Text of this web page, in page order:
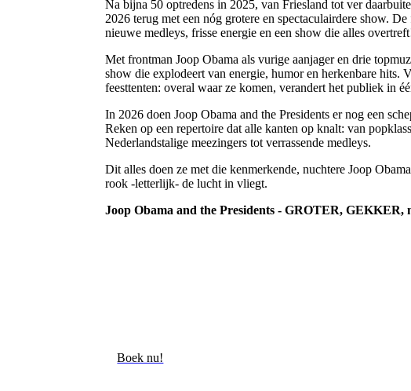
Na bijna 50 optredens in 2025, van Friesland tot ver
2026 terug met een nóg grotere en spectaculairdere show.
nieuwe medleys, frisse energie en een show die alles
Met frontman Joop Obama als vurige aanjager en drie
show die explodeert van energie, humor en herkenbare hits.
feesttenten: overal waar ze komen, verandert het publiek in
In 2026 doen Joop Obama and the Presidents er nog een
Reken op een repertoire dat alle kanten op knalt: van
Nederlandstalige meezingers tot verrassende medleys.
Dit alles doen ze met die kenmerkende, nuchtere Joop
rook -letterlijk- de lucht in vliegt.
Joop Obama and the Presidents - GROTER, GEKKER,
Boek nu!